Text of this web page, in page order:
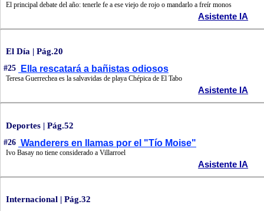
El principal debate del año: tenerle fe a ese viejo de rojo o mandarlo a freír monos
Asistente IA
El Día | Pág.20
#25 Ella rescatará a bañistas odiosos
Teresa Guerrechea es la salvavidas de playa Chépica de El Tabo
Asistente IA
Deportes | Pág.52
#26 Wanderers en llamas por el "Tío Moise"
Ivo Basay no tiene considerado a Villarroel
Asistente IA
Internacional | Pág.32